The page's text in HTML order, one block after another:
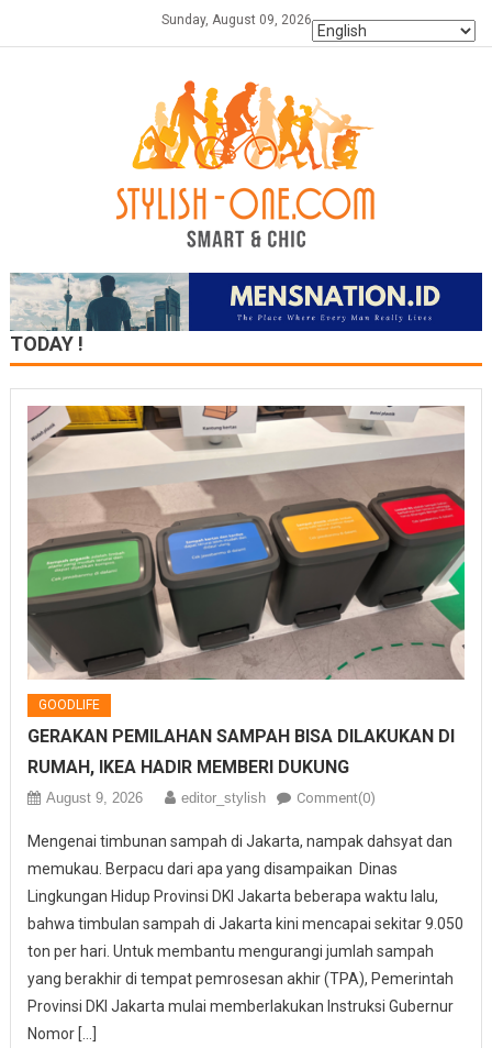
Sunday, August 09, 2026
TODAY !
GOODLIFE
GERAKAN PEMILAHAN SAMPAH BISA DILAKUKAN DI
RUMAH, IKEA HADIR MEMBERI DUKUNG
August 9, 2026 editor_stylish Comment(0)
Mengenai timbunan sampah di Jakarta, nampak dahsyat dan
memukau. Berpacu dari apa yang disampaikan Dinas
Lingkungan Hidup Provinsi DKI Jakarta beberapa waktu lalu,
bahwa timbulan sampah di Jakarta kini mencapai sekitar 9.050
ton per hari. Untuk membantu mengurangi jumlah sampah
yang berakhir di tempat pemrosesan akhir (TPA), Pemerintah
Provinsi DKI Jakarta mulai memberlakukan Instruksi Gubernur
Nomor […]